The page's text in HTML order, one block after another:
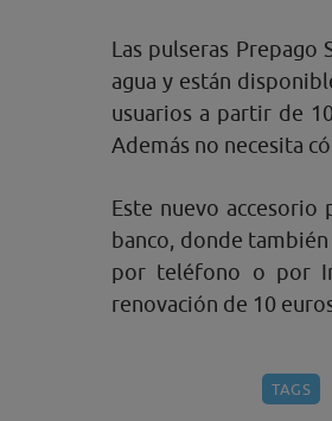
Las pulseras Prepago
agua y están
usuarios a partir de
Además no necesita
Este nuevo accesorio
banco, donde
por teléfono o por
renovación de 10
TAGS